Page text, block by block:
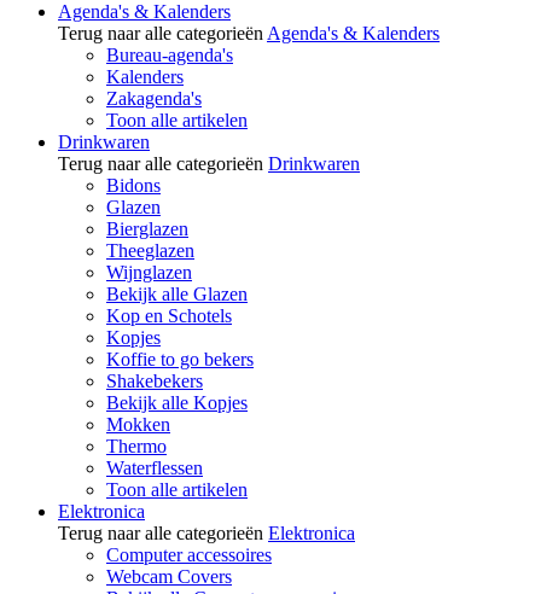
Agenda's & Kalenders
Terug naar alle categorieën Agenda's & Kalenders
Bureau-agenda's
Kalenders
Zakagenda's
Toon alle artikelen
Drinkwaren
Terug naar alle categorieën Drinkwaren
Bidons
Glazen
Bierglazen
Theeglazen
Wijnglazen
Bekijk alle Glazen
Kop en Schotels
Kopjes
Koffie to go bekers
Shakebekers
Bekijk alle Kopjes
Mokken
Thermo
Waterflessen
Toon alle artikelen
Elektronica
Terug naar alle categorieën Elektronica
Computer accessoires
Webcam Covers